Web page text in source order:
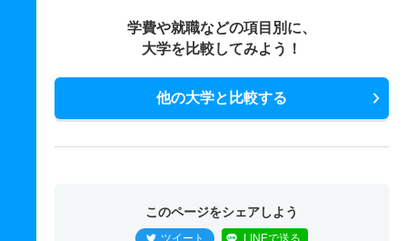
学費や就職などの項目別に、
大学を比較してみよう！
他の大学と比較する
このページをシェアしよう
ツイート LINEで送る